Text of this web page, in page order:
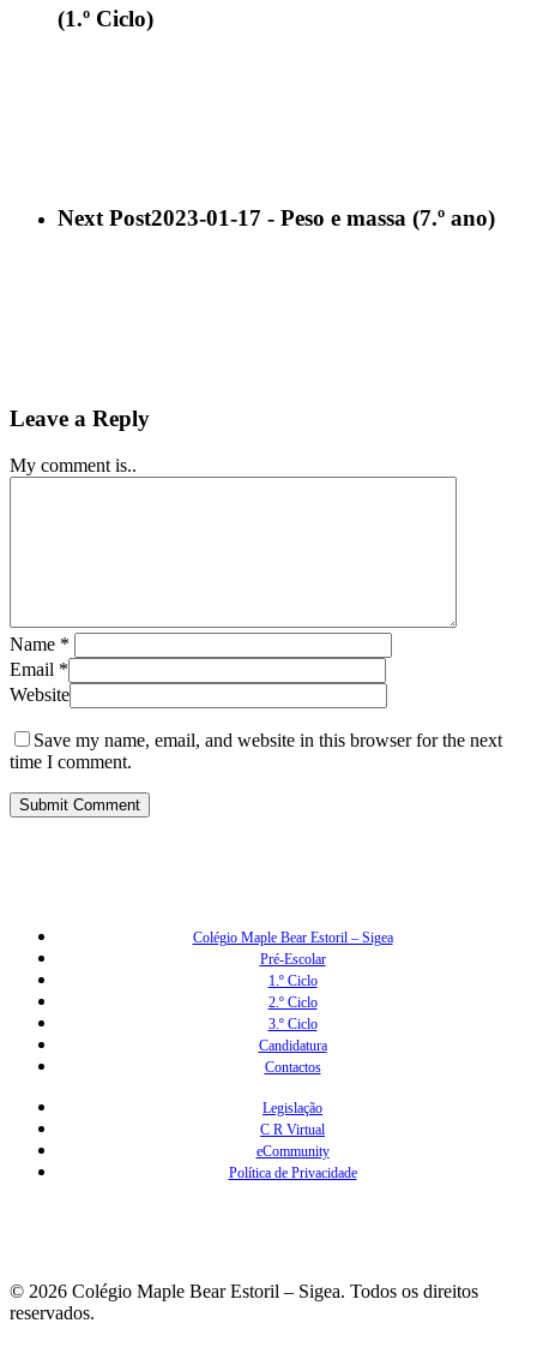
(1.º Ciclo)
Next Post2023-01-17 - Peso e massa (7.º ano)
Leave a Reply
My comment is..
Name *
Email *
Website
Save my name, email, and website in this browser for the next
time I comment.
Colégio Maple Bear Estoril – Sigea
Pré-Escolar
1.º Ciclo
2.º Ciclo
3.º Ciclo
Candidatura
Contactos
Legislação
C R Virtual
eCommunity
Política de Privacidade
© 2026 Colégio Maple Bear Estoril – Sigea. Todos os direitos
reservados.